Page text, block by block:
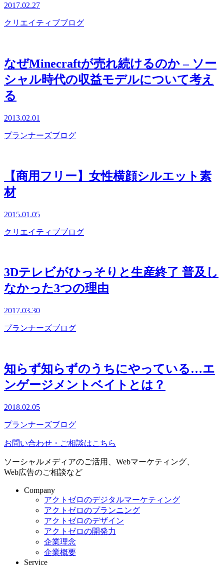
2017.02.27
クリエイティブブログ
なぜMinecraftが売れ続けるのか – ソー
シャル時代の収益モデルについて考え
る
2013.02.01
プランナーズブログ
【商用フリー】女性横顔シルエット素
材
2015.01.05
クリエイティブブログ
3Dテレビがひっそりと生産終了 普及し
なかった3つの理由
2017.03.30
プランナーズブログ
知らず知らずのうちにやっている…エ
ンゲージメントベイトとは？
2018.02.05
プランナーズブログ
お問い合わせ・ご相談はこちら
ソーシャルメディアのご活用、Webマーケティング、
Web広告のご相談など
Company
アクトゼロのデジタルマーケティング
アクトゼロのプランニング
アクトゼロのデザイン
アクトゼロの開発力
企業理念
企業概要
Service